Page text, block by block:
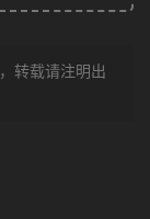
，转载请注明出